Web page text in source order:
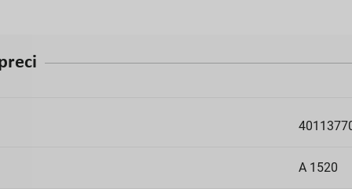
reci
A 1520